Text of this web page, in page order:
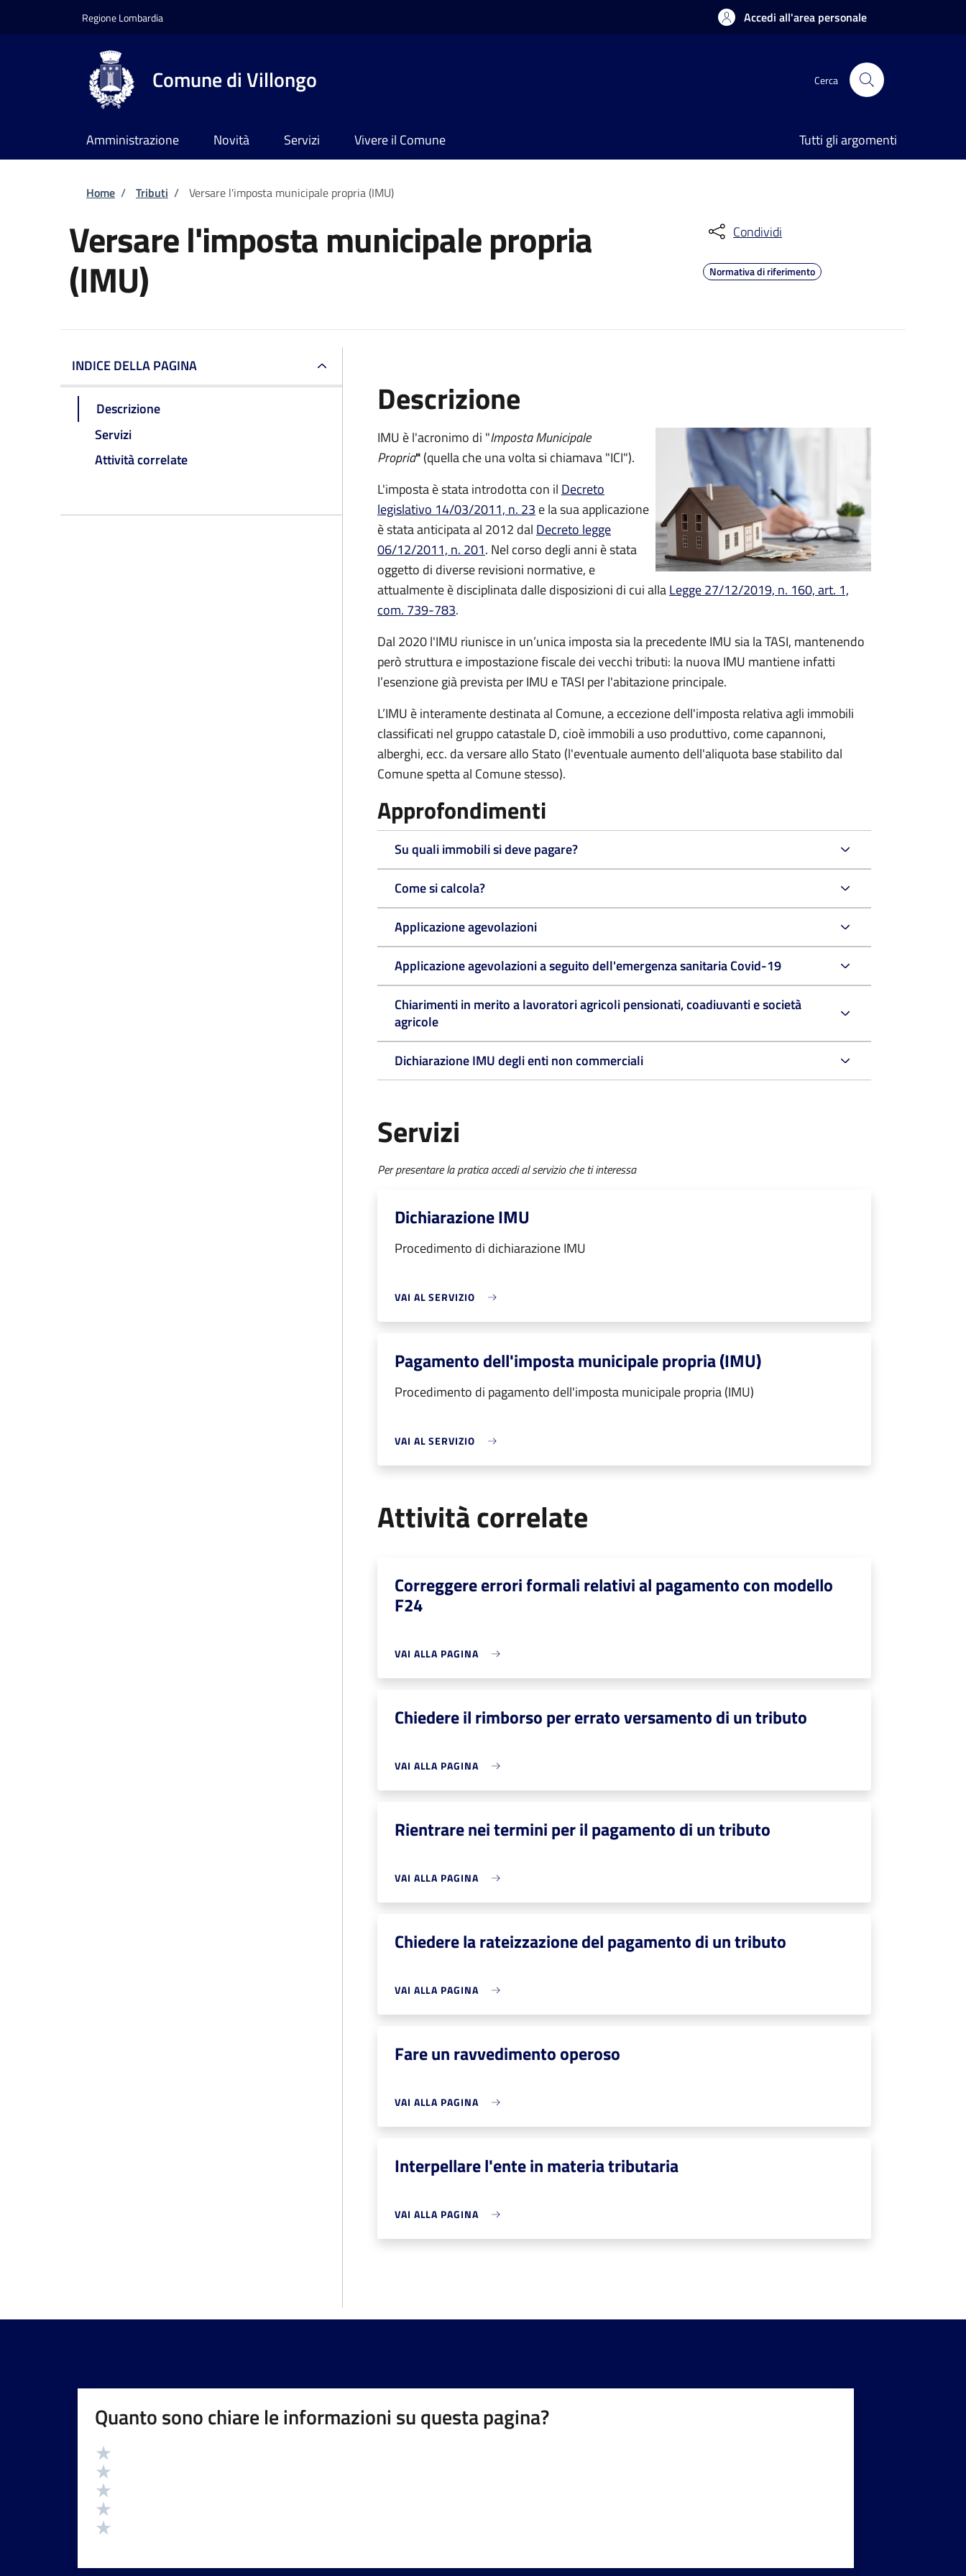
Regione Lombardia Accedi all'area personale
Comune di Villongo Cerca
Amministrazione Novità Servizi Vivere il Comune Tutti gli argomenti
Briciole di pane
Home / Tributi / Versare l'imposta municipale propria (IMU)
Versare l'imposta municipale propria
(IMU)
Condividi
Normativa di riferimento
INDICE DELLA PAGINA
Descrizione
Servizi
Attività correlate
Descrizione
IMU è l'acronimo di "Imposta Municipale
Propria"(quella che una volta si chiamava "ICI").
L'imposta è stata introdotta con il Decreto
legislativo 14/03/2011, n. 23 e la sua applicazione
è stata anticipata al 2012 dal Decreto legge
06/12/2011, n. 201. Nel corso degli anni è stata
oggetto di diverse revisioni normative, e
attualmente è disciplinata dalle disposizioni di cui allaLegge 27/12/2019, n. 160, art. 1,
com. 739-783.
Dal 2020 l'IMU riunisce in un’unica imposta sia la precedente IMU sia la TASI, mantenendo
però struttura e impostazione fiscale dei vecchi tributi: la nuova IMU mantiene infatti
l’esenzione già prevista per IMU e TASI per l'abitazione principale.
L’IMU è interamente destinata al Comune, a eccezione dell'imposta relativa agli immobili
classificati nel gruppo catastale D, cioè immobili a uso produttivo, come capannoni,
alberghi, ecc. da versare allo Stato (l'eventuale aumento dell'aliquota base stabilito dal
Comune spetta al Comune stesso).
Approfondimenti
Su quali immobili si deve pagare?
Come si calcola?
Applicazione agevolazioni
Applicazione agevolazioni a seguito dell'emergenza sanitaria Covid-19
Chiarimenti in merito a lavoratori agricoli pensionati, coadiuvanti e società
agricole
Dichiarazione IMU degli enti non commerciali
Servizi
Per presentare la pratica accedi al servizio che ti interessa
Dichiarazione IMU
Procedimento di dichiarazione IMU
VAI AL SERVIZIO
Pagamento dell'imposta municipale propria (IMU)
Procedimento di pagamento dell'imposta municipale propria (IMU)
VAI AL SERVIZIO
Attività correlate
Correggere errori formali relativi al pagamento con modello
F24
VAI ALLA PAGINA
Chiedere il rimborso per errato versamento di un tributo
VAI ALLA PAGINA
Rientrare nei termini per il pagamento di un tributo
VAI ALLA PAGINA
Chiedere la rateizzazione del pagamento di un tributo
VAI ALLA PAGINA
Fare un ravvedimento operoso
VAI ALLA PAGINA
Interpellare l'ente in materia tributaria
VAI ALLA PAGINA
Quanto sono chiare le informazioni su questa pagina?
Valutazione